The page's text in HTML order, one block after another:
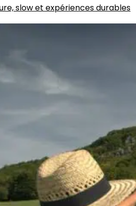
slow et expériences durables